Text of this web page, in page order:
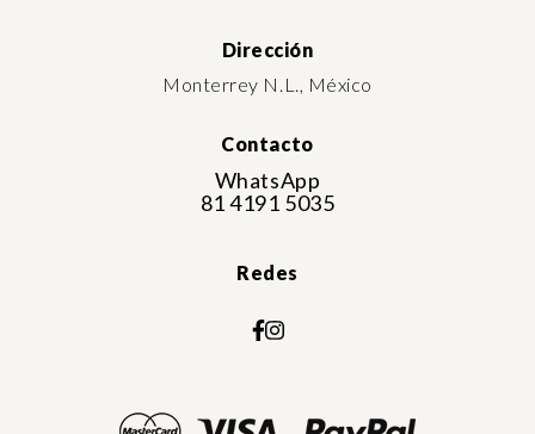
Dirección
Monterrey N.L., México
Contacto
WhatsApp
81 4191 5035
Redes